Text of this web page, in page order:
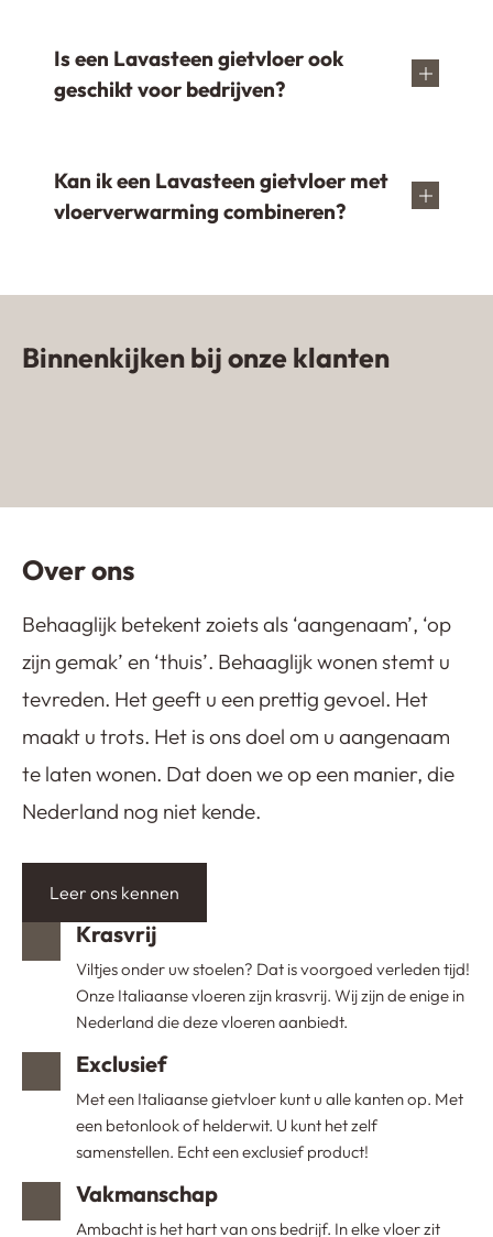
Is een Lavasteen gietvloer ook
geschikt voor bedrijven?
Kan ik een Lavasteen gietvloer met
vloerverwarming combineren?
Binnenkijken bij onze klanten
Over ons
Behaaglijk betekent zoiets als ‘aangenaam’, ‘op
zijn gemak’ en ‘thuis’. Behaaglijk wonen stemt u
tevreden. Het geeft u een prettig gevoel. Het
maakt u trots. Het is ons doel om u aangenaam
te laten wonen. Dat doen we op een manier, die
Nederland nog niet kende.
Leer ons kennen
Krasvrij
Viltjes onder uw stoelen? Dat is voorgoed verleden tijd!
Onze Italiaanse vloeren zijn krasvrij. Wij zijn de enige in
Nederland die deze vloeren aanbiedt.
Exclusief
Met een Italiaanse gietvloer kunt u alle kanten op. Met
een betonlook of helderwit. U kunt het zelf
samenstellen. Echt een exclusief product!
Vakmanschap
Ambacht is het hart van ons bedrijf. In elke vloer zit